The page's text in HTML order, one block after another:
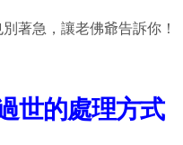
著急，讓老佛爺告訴你！
世的處理方式